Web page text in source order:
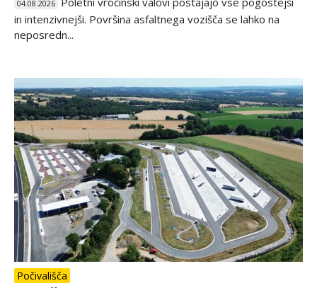
04.08.2026
in intenzivnejši. Površina asfaltnega vozišča se lahko na
neposredn...
Počivališča